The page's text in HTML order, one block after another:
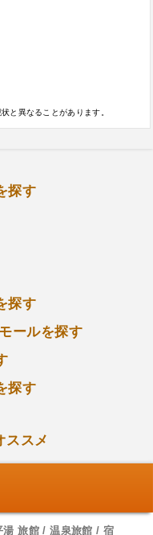
と異なることがあります。
探す
探す
ールを探す
探す
ススメ
湯 旅館 / 温泉旅館 / 宿